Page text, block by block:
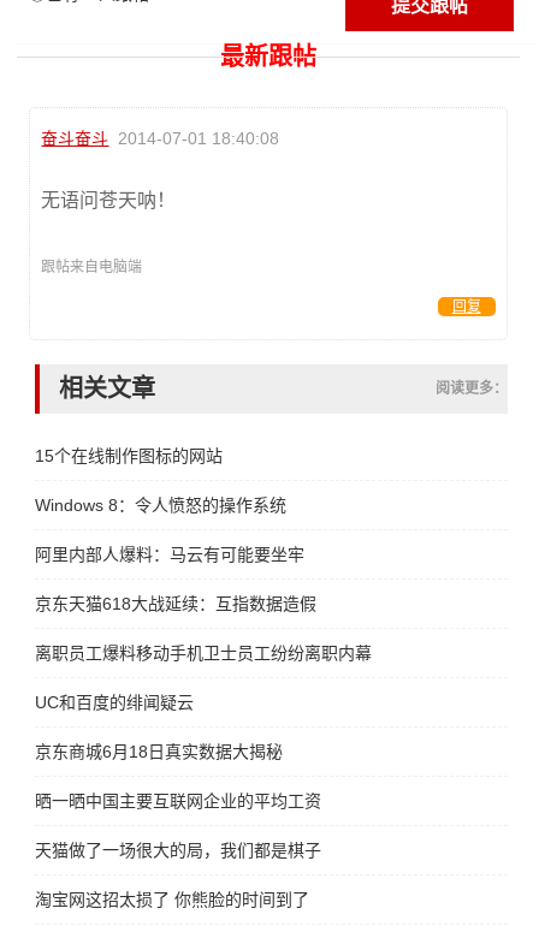
最新跟帖
奋斗奋斗 2014-07-01 18:40:08
无语问苍天呐！
跟帖来自电脑端
回复
相关文章 阅读更多：
15个在线制作图标的网站
Windows 8：令人愤怒的操作系统
阿里内部人爆料：马云有可能要坐牢
京东天猫618大战延续：互指数据造假
离职员工爆料移动手机卫士员工纷纷离职内幕
UC和百度的绯闻疑云
京东商城6月18日真实数据大揭秘
晒一晒中国主要互联网企业的平均工资
天猫做了一场很大的局，我们都是棋子
淘宝网这招太损了 你熊脸的时间到了